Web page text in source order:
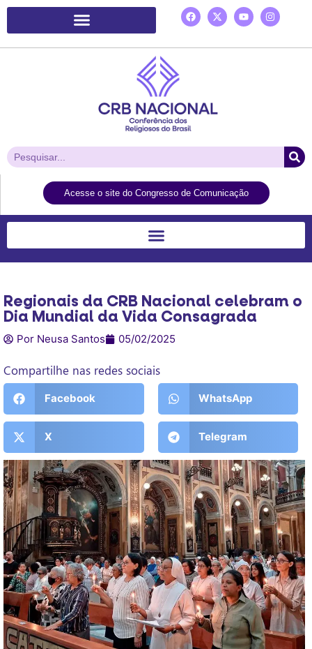
Acesse o site do Congresso de Comunicação
Regionais da CRB Nacional celebram o
Dia Mundial da Vida Consagrada
Por Neusa Santos 05/02/2025
Compartilhe nas redes sociais
Facebook WhatsApp
X Telegram